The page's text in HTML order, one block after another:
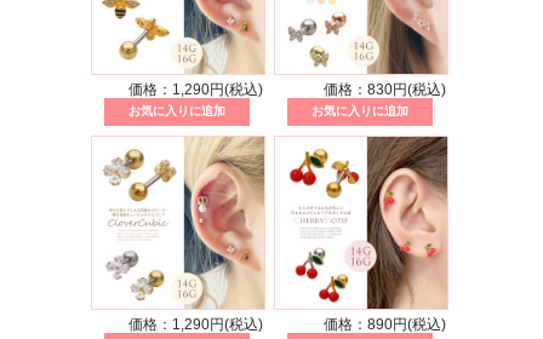
価格：1,290円(税込) 価格：830円(税込)
価格：1,290円(税込) 価格：890円(税込)